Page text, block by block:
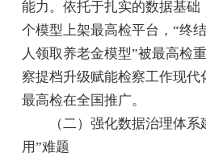
能力。依托于扎实的数据基础
个模型上架最高检平台，“终
人领取养老金模型”被最高检
察提档升级赋能检察工作现代
最高检在全国推广。
（二）强化数据治理体
用”难题